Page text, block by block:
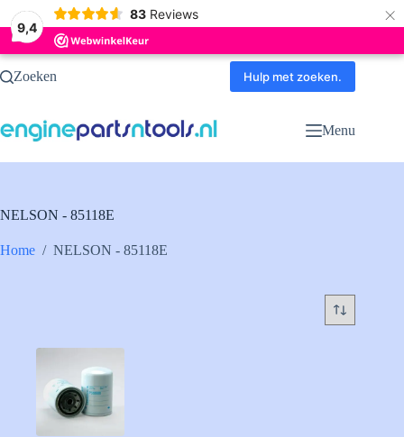
9,4
83 Reviews ×
Ga
naarZoeken Hulp met zoeken.
Menu
NELSON - 85118E
Home / NELSON - 85118E